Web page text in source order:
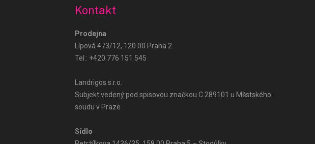
Kontakt
Prodejna
Lípová 473/12, 120 00 Praha 2
Tel.: +420 776 151 545
Landrigos s.r.o.
Subjekt vedený pod spisovou značkou C 289101 u Městského
soudu v Praze
Sídlo